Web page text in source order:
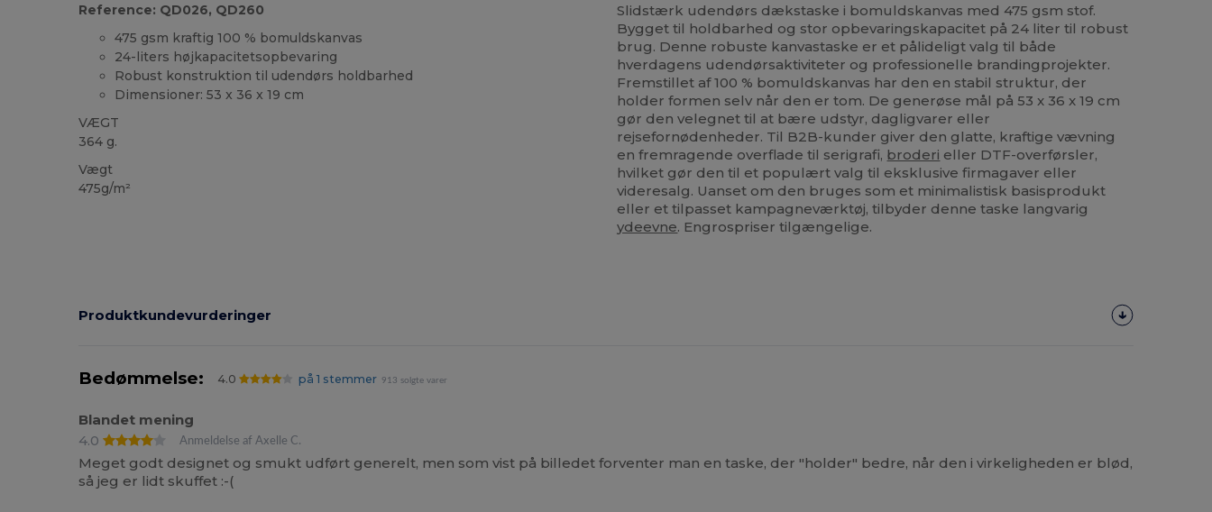
Reference: QD026, QD260
475 gsm kraftig 100 % bomuldskanvas
24-liters højkapacitetsopbevaring
Robust konstruktion til udendørs holdbarhed
Dimensioner: 53 x 36 x 19 cm
VÆGT
364 g.
Vægt
475g/m²
Slidstærk udendørs dækstaske i bomuldskanvas med 475 gsm stof.
Bygget til holdbarhed og stor opbevaringskapacitet på 24 liter til robust
brug. Denne robuste kanvastaske er et pålideligt valg til både
hverdagens udendørsaktiviteter og professionelle brandingprojekter.
Fremstillet af 100 % bomuldskanvas har den en stabil struktur, der
holder formen selv når den er tom. De generøse mål på 53 x 36 x 19 cm
gør den velegnet til at bære udstyr, dagligvarer eller
rejsefornødenheder. Til B2B-kunder giver den glatte, kraftige vævning
en fremragende overflade til serigrafi, broderi eller DTF-overførsler,
hvilket gør den til et populært valg til eksklusive firmagaver eller
videresalg. Uanset om den bruges som et minimalistisk basisprodukt
eller et tilpasset kampagneværktøj, tilbyder denne taske langvarig
ydeevne. Engrospriser tilgængelige.
Produktkundevurderinger
Bedømmelse: 4.0 på 1 stemmer 913 solgte varer
Blandet mening
4.0
Anmeldelse af Axelle C.
Meget godt designet og smukt udført generelt, men som vist på billedet forventer man en taske, der "holder" bedre, når den i virkeligheden er blød,
så jeg er lidt skuffet :-(